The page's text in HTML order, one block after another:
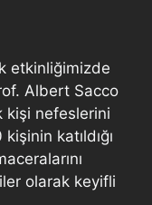
etkinliğimizde
Albert Sacco
kişi nefeslerini
katıldığı
olarak keyifli